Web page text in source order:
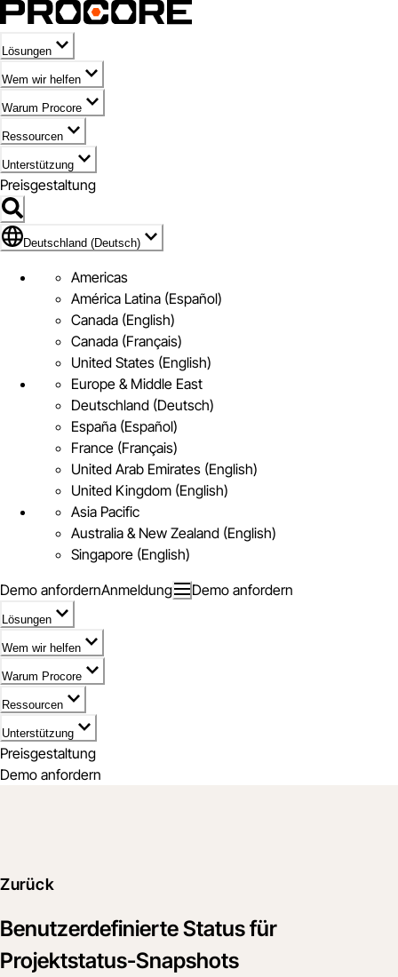
Lösungen
Wem wir helfen
Warum Procore
Ressourcen
Unterstützung
Preisgestaltung
Markieren des Symbols für Deutschland (Deutsch)
Deutschland (Deutsch)
Americas
América Latina (Español)
Canada (English)
Canada (Français)
United States (English)
Europe & Middle East
Deutschland (Deutsch)
España (Español)
France (Français)
United Arab Emirates (English)
United Kingdom (English)
Asia Pacific
Australia & New Zealand (English)
Singapore (English)
Demo anfordernAnmeldung Demo anfordern
Lösungen
Wem wir helfen
Warum Procore
Ressourcen
Unterstützung
Preisgestaltung
Demo anfordern
Zurück
Benutzerdefinierte Status für
Projektstatus-Snapshots